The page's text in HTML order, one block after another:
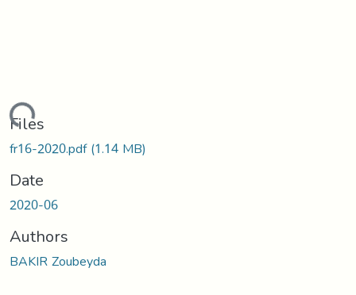
Files
fr16-2020.pdf(1.14 MB)
Date
2020-06
Authors
BAKIR Zoubeyda